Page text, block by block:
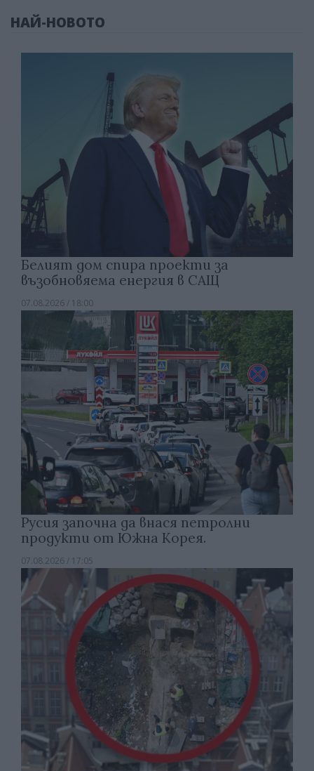
НАЙ-НОВОТО
Белият дом спира проекти за
възобновяема енергия в САЩ
07.08.2026 / 18:00
Русия започна да внася петролни
продукти от Южна Корея.
07.08.2026 / 17:05